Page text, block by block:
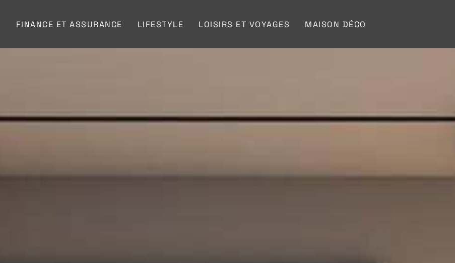
FINANCE ET ASSURANCE LIFESTYLE LOISIRS ET VOYAGES MAISON DÉCO